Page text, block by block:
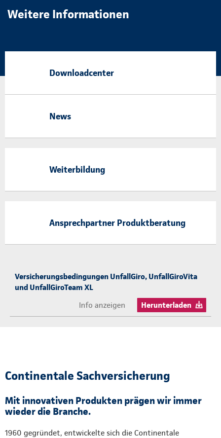
Weitere Informationen
Downloadcenter
News
Weiterbildung
Ansprechpartner Produktberatung
Versicherungsbedingungen UnfallGiro, UnfallGiroVita
und UnfallGiroTeam XL
Info anzeigen
Herunterladen
Continentale Sachversicherung
Mit innovativen Produkten prägen wir immer
wieder die Branche.
1960 gegründet, entwickelte sich die Continentale